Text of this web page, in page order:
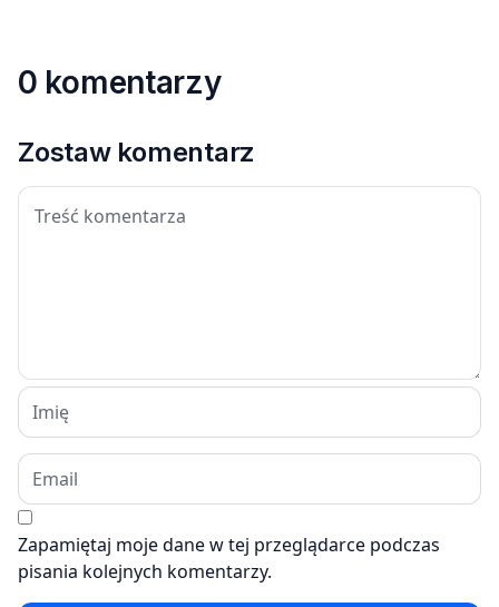
0 komentarzy
Zostaw komentarz
Zapamiętaj moje dane w tej przeglądarce podczas
pisania kolejnych komentarzy.